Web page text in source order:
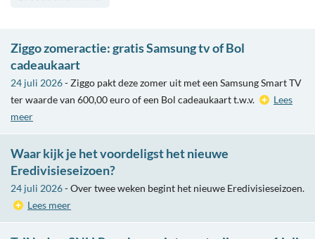
Ziggo zomeractie: gratis Samsung tv of Bol
cadeaukaart
24 juli 2026- Ziggo pakt deze zomer uit met een Samsung Smart TV
ter waarde van 600,00 euro of een Bol cadeaukaart t.w.v.
Lees
meer
Waar kijk je het voordeligst het nieuwe
Eredivisieseizoen?
24 juli 2026- Over twee weken begint het nieuwe Eredivisieseizoen.
Lees meer